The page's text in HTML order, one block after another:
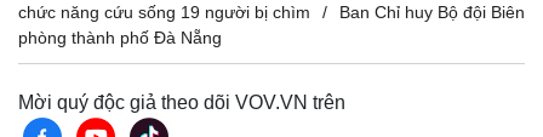
Thế giới
chức năng cứu sống 19 người bị chìm
Ban Chỉ huy Bộ đội Biên
phòng thành phố Đà Nẵng
Mời quý độc giả theo dõi VOV.VN trên